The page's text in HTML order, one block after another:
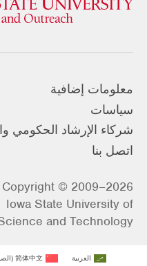
معلومات إضافية
سياسات
شركاء الإرشاد الحكومي
اتصل بنا
Copyright © 2009–2026
Iowa State University of
and Technology
العربية 简体中文
(